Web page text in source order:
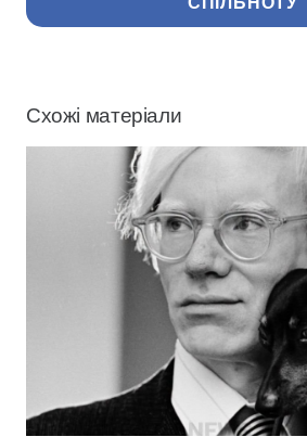
Схожі матеріали